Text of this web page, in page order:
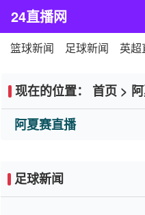
24直播网
篮球新闻 足球新闻 英超
现在的位置： 首页 >
阿夏赛直播
足球新闻